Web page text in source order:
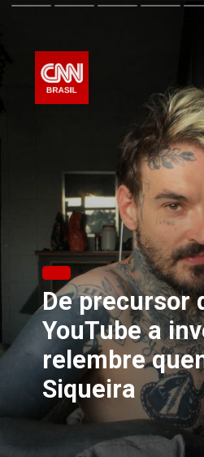
De precursor
YouTube a
relembre
Siqueira